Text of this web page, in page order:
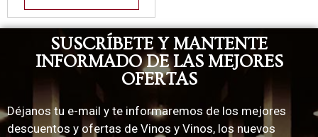
SUSCRÍBETE Y MANTENTE
INFORMADO DE LAS MEJORES
OFERTAS
Déjanos tu e-mail y te informaremos de los mejores
descuentos y ofertas de Vinos y Vinos, los nuevos